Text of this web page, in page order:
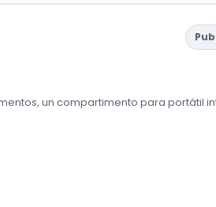
un compartimento para portátil